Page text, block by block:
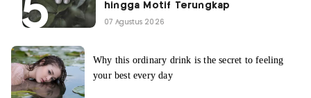
hingga Motif Terungkap
07 Agustus 2026